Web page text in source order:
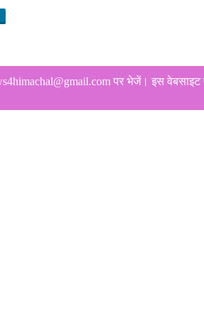
पर भेजें। इस